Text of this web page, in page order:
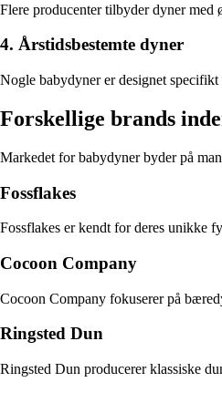
Flere producenter tilbyder dyner
4. Årstidsbestemte dyner
Nogle babydyner er designet
Forskellige brands
Markedet for babydyner byder på
Fossflakes
Fossflakes er kendt for deres unikke
Cocoon Company
Cocoon Company fokuserer på
Ringsted Dun
Ringsted Dun producerer klassiske